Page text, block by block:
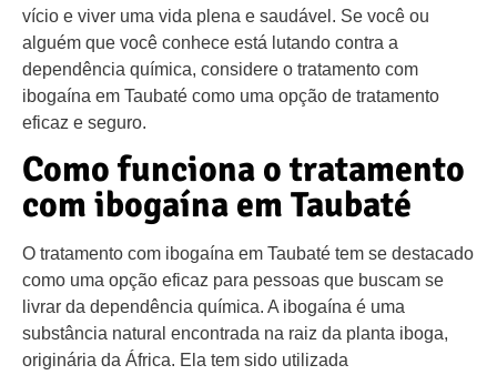
vício e viver uma vida plena e saudável. Se você ou
alguém que você conhece está lutando contra a
dependência química, considere o tratamento com
ibogaína em Taubaté como uma opção de tratamento
eficaz e seguro.
Como funciona o tratamento
com ibogaína em Taubaté
O tratamento com ibogaína em Taubaté tem se destacado
como uma opção eficaz para pessoas que buscam se
livrar da dependência química. A ibogaína é uma
substância natural encontrada na raiz da planta iboga,
originária da África. Ela tem sido utilizada